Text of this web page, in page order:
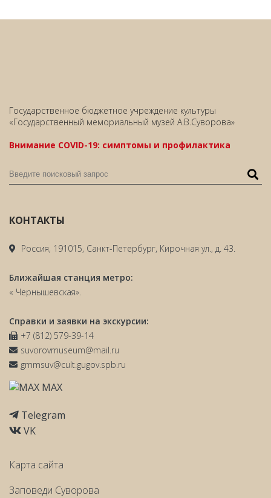
Государственное бюджетное учреждение культуры
«Государственный мемориальный музей А.В.Суворова»
Внимание COVID-19: симптомы и профилактика
КОНТАКТЫ
Россия, 191015, Санкт-Петербург, Кирочная ул., д. 43.
Ближайшая станция метро:
« Чернышевская».
Справки и заявки на экскурсии:
+7 (812) 579-39-14
suvorovmuseum@mail.ru
gmmsuv@cult.gugov.spb.ru
MAX
Telegram
VK
Карта сайта
Заповеди Cуворова